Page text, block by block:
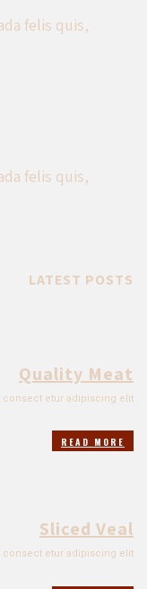
felis quis,
felis quis,
LATEST POSTS
Quality Meat
etur adipiscing elit.
READ MORE
Sliced Veal
etur adipiscing elit.